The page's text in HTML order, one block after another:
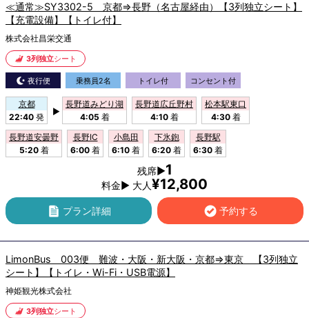
≪通常≫SY3302-5 京都⇒長野（名古屋経由）【3列独立シート】
【充電設備】【トイレ付】
株式会社昌栄交通
3列独立シート
夜行便 乗務員2名 トイレ付 コンセント付
京都
22:40 発
▶
長野道みどり湖
4:05 着
長野道広丘野村
4:10着
松本駅東口
4:30着
長野道安曇野
5:20着
長野IC
6:00 着
小島田
6:10 着
下氷鉋
6:20 着
長野駅
6:30 着
残席▶1
料金▶ 大人¥12,800
プラン詳細 予約する
LimonBus 003便 難波・大阪・新大阪・京都⇒東京 【3列独立
シート】【トイレ・Wi-Fi・USB電源】
神姫観光株式会社
3列独立シート